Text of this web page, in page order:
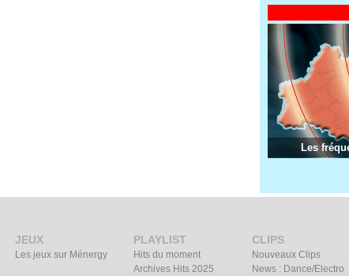
Les
JEUX
Les jeux sur Ménergy
PLAYLIST
Hits du moment
Archives Hits 2025
CLIPS
Nouveaux Clips
News : Dance/Electro